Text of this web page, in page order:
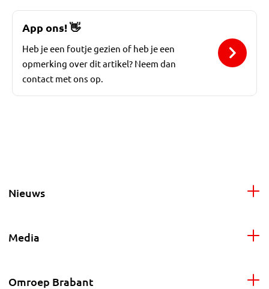
App ons! 👋
Heb je een foutje gezien of heb je een
opmerking over dit artikel? Neem dan
contact met ons op.
Nieuws
Media
Omroep Brabant